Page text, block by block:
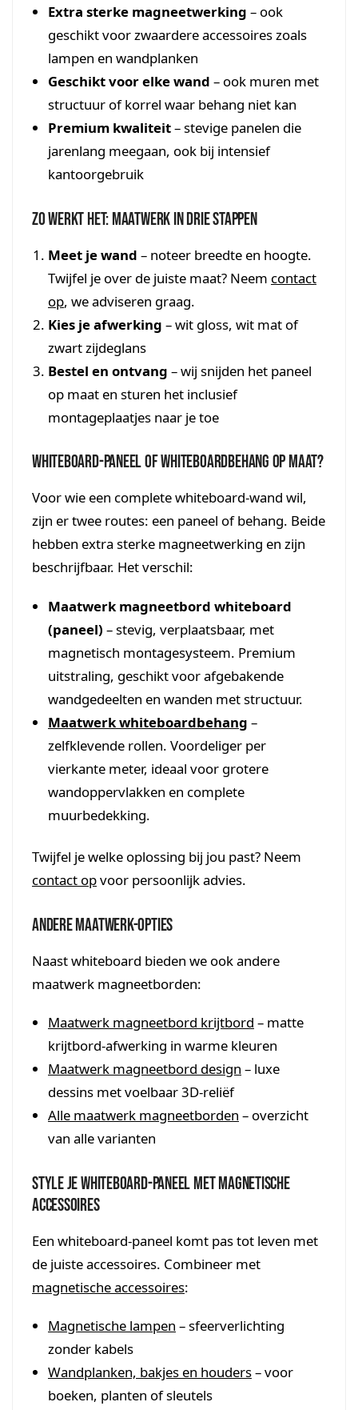
Extra sterke magneetwerking – ook
geschikt voor zwaardere accessoires zoals
lampen en wandplanken
Geschikt voor elke wand – ook muren met
structuur of korrel waar behang niet kan
Premium kwaliteit– stevige panelen die
jarenlang meegaan, ook bij intensief
kantoorgebruik
Zo werkt het: maatwerk in drie stappen
Meet je wand – noteer breedte en hoogte.
Twijfel je over de juiste maat? Neem contact
op, we adviseren graag.
Kies je afwerking – wit gloss, wit mat of
zwart zijdeglans
Bestel en ontvang – wij snijden het paneel
op maat en sturen het inclusief
montageplaatjes naar je toe
Whiteboard-paneel of whiteboardbehang op maat?
Voor wie een complete whiteboard-wand wil,
zijn er twee routes: een paneel of behang. Beide
hebben extra sterke magneetwerking en zijn
beschrijfbaar. Het verschil:
Maatwerk magneetbord whiteboard
(paneel) – stevig, verplaatsbaar, met
magnetisch montagesysteem. Premium
uitstraling, geschikt voor afgebakende
wandgedeelten en wanden met structuur.
Maatwerk whiteboardbehang –
zelfklevende rollen. Voordeliger per
vierkante meter, ideaal voor grotere
wandoppervlakken en complete
muurbedekking.
Twijfel je welke oplossing bij jou past? Neem
contact opvoor persoonlijk advies.
Andere maatwerk-opties
Naast whiteboard bieden we ook andere
maatwerk magneetborden:
Maatwerk magneetbord krijtbord – matte
krijtbord-afwerking in warme kleuren
Maatwerk magneetbord design – luxe
dessins met voelbaar 3D-reliëf
Alle maatwerk magneetborden – overzicht
van alle varianten
Style je whiteboard-paneel met magnetische
accessoires
Een whiteboard-paneel komt pas tot leven met
de juiste accessoires. Combineer met
magnetische accessoires:
Magnetische lampen – sfeerverlichting
zonder kabels
Wandplanken, bakjes en houders– voor
boeken, planten of sleutels